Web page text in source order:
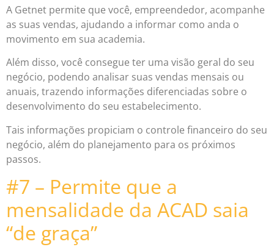
A Getnet permite que você, empreendedor, acompanhe
as suas vendas, ajudando a informar como anda o
movimento em sua academia.
Além disso, você consegue ter uma visão geral do seu
negócio, podendo analisar suas vendas mensais ou
anuais, trazendo informações diferenciadas sobre o
desenvolvimento do seu estabelecimento.
Tais informações propiciam o controle financeiro do seu
negócio, além do planejamento para os próximos
passos.
#7 – Permite que a
mensalidade da ACAD saia
“de graça”